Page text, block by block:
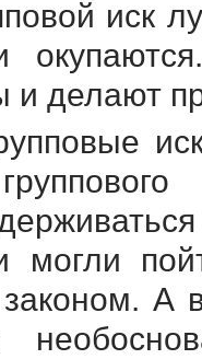
иск
и делают
могли
А